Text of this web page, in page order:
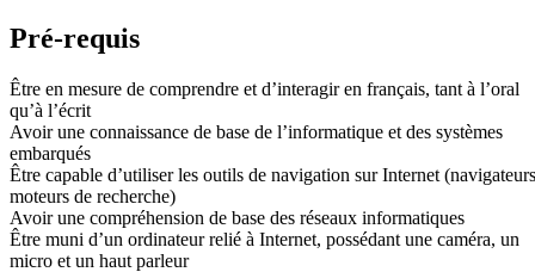
Pré-requis
Être en mesure de comprendre et d’interagir en français, tant à l’oral
qu’à l’écrit
Avoir une connaissance de base de l’informatique et des systèmes
embarqués
Être capable d’utiliser les outils de navigation sur Internet
moteurs de recherche)
Avoir une compréhension de base des réseaux informatiques
Être muni d’un ordinateur relié à Internet, possédant une caméra, un
micro et un haut parleur